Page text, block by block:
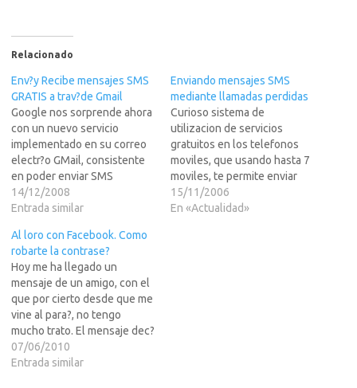
Relacionado
Env?y Recibe mensajes SMS
GRATIS a trav?de Gmail
Google nos sorprende ahora
con un nuevo servicio
implementado en su correo
electr?o GMail, consistente
en poder enviar SMS
(mensajes de texto a tel?nos
moviles u celulares) desde
bandeja de entrada de GMail.
Otra cosa que podremos
hacer es recibir la posible
respuesta en…
14/12/2008
Entrada similar
Enviando mensajes SMS
mediante llamadas perdidas
Curioso sistema de
utilizacion de servicios
gratuitos en los telefonos
moviles, que usando hasta 7
moviles, te permite enviar
SMS gratis. Puede que para
una persona no tenga mucho
15/11/2006
En «Actualidad»
Al loro con Facebook. Como
robarte la contrase?
Hoy me ha llegado un
mensaje de un amigo, con el
que por cierto desde que me
vine al para?, no tengo
mucho trato. El mensaje dec?
Hola, esta es la tua foto?
http://mediaserver59987496
07/06/2010
Entrada similar